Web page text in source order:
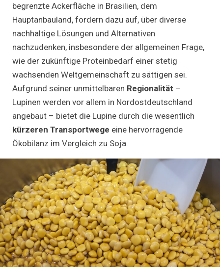
begrenzte Ackerfläche in Brasilien, dem
Hauptanbauland, fordern dazu auf, über diverse
nachhaltige Lösungen und Alternativen
nachzudenken, insbesondere der allgemeinen Frage,
wie der zukünftige Proteinbedarf einer stetig
wachsenden Weltgemeinschaft zu sättigen sei.
Aufgrund seiner unmittelbaren Regionalität –
Lupinen werden vor allem in Nordostdeutschland
angebaut – bietet die Lupine durch die wesentlich
kürzeren Transportwege eine hervorragende
Ökobilanz im Vergleich zu Soja.